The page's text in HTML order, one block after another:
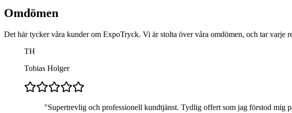
Omdömen
Det här tycker våra kunder om ExpoTryck. Vi är stolta över våra omdömen, och tar varje
TH
Tobias Holger
"Supertrevlig och professionell kundtjänst. Tydlig offert som jag förstod mig